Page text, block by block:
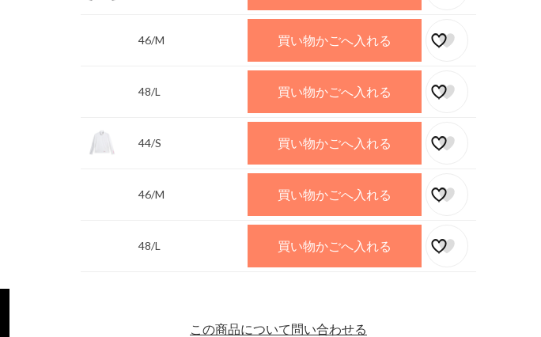
46/M 買い物かごへ入れる
48/L 買い物かごへ入れる
44/S 買い物かごへ入れる
46/M 買い物かごへ入れる
48/L 買い物かごへ入れる
この商品について問い合わせる